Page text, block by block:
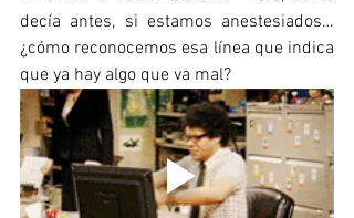
decía antes, si estamos anestesiados…
¿cómo reconocemos esa línea que indica
que ya hay algo que va mal?